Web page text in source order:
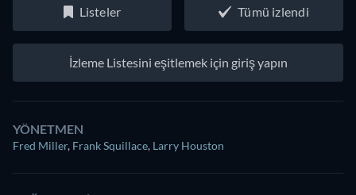
Listeler Tümü izlendi
İzleme Listesini eşitlemek için giriş yapın
YÖNETMEN
Fred Miller, Frank Squillace, Larry Houston